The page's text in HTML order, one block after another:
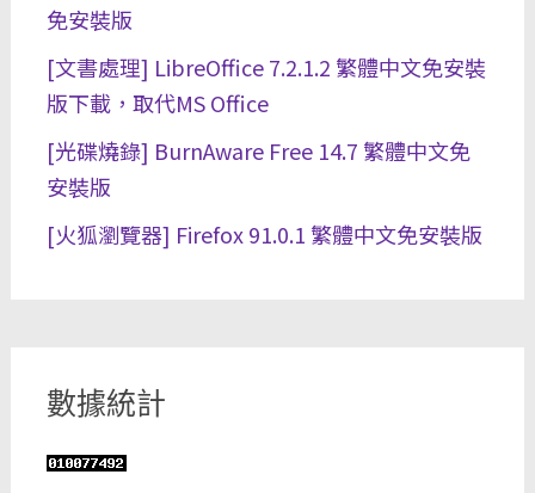
免安裝版
[文書處理] LibreOffice 7.2.1.2 繁體中文免安裝
版下載，取代MS Office
[光碟燒錄] BurnAware Free 14.7 繁體中文免
安裝版
[火狐瀏覽器] Firefox 91.0.1 繁體中文免安裝版
數據統計